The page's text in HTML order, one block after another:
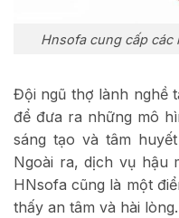
Hnsofa cung cấp các
Đội ngũ thợ lành nghề
để đưa ra những mô
sáng tạo và tâm
Ngoài ra, dịch vụ hậu
HNsofa cũng là một
thấy an tâm và hài lòng.